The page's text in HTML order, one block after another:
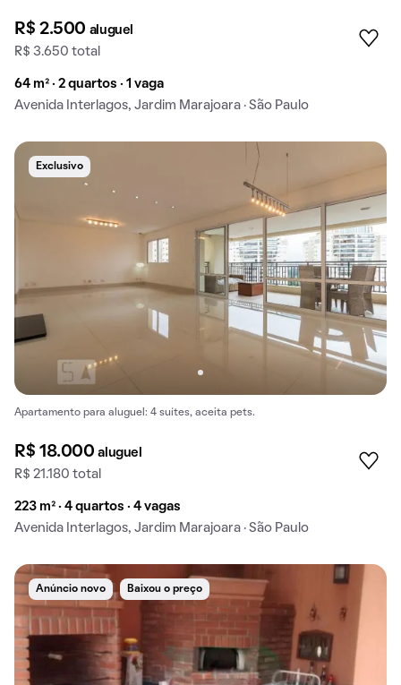
R$ 2.500 aluguel
R$ 3.650 total
64 m² · 2 quartos · 1 vaga
Avenida Interlagos, Jardim Marajoara · São Paulo
Exclusivo
Apartamento para aluguel: 4 suítes, aceita pets.
R$ 18.000aluguel
R$ 21.180 total
223 m² · 4 quartos · 4 vagas
Avenida Interlagos, Jardim Marajoara · São Paulo
Anúncio novo Baixou o preço